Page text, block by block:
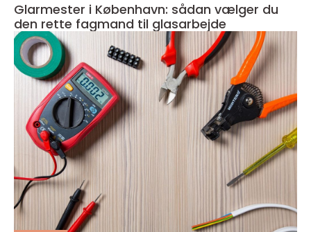
Glarmester i København: sådan vælger du
den rette fagmand til glasarbejde